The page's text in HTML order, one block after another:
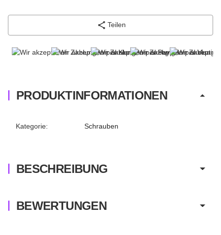
Teilen
PRODUKTINFORMATIONEN
Produkteigenschaft
Wert
Kategorie: Schrauben
BESCHREIBUNG
BEWERTUNGEN